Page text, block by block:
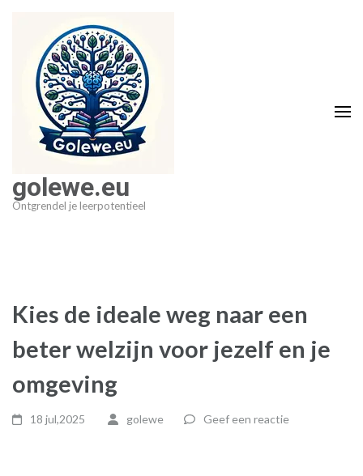
inhoud
golewe.eu
Ontgrendel je leerpotentieel
Kies de ideale weg naar een
beter welzijn voor jezelf en je
omgeving
18 jul,2025 golewe Geef een reactie